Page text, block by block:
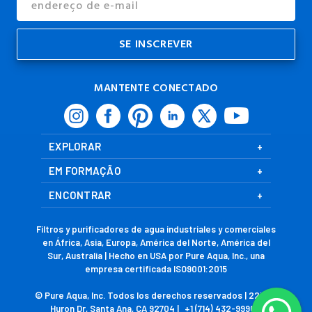
E-
MANTENTE CONECTADO
EXPLORAR
EM FORMAÇÃO
ENCONTRAR
Filtros y purificadores de agua industriales y comerciales
en África, Asia, Europa, América del Norte, América del
Sur, Australia | Hecho en USA por Pure Aqua, Inc., una
empresa certificada ISO9001:2015
© Pure Aqua, Inc. Todos los derechos reservados | 2230 S
Huron Dr, Santa Ana, CA 92704 | +1 (714) 432-9996 |